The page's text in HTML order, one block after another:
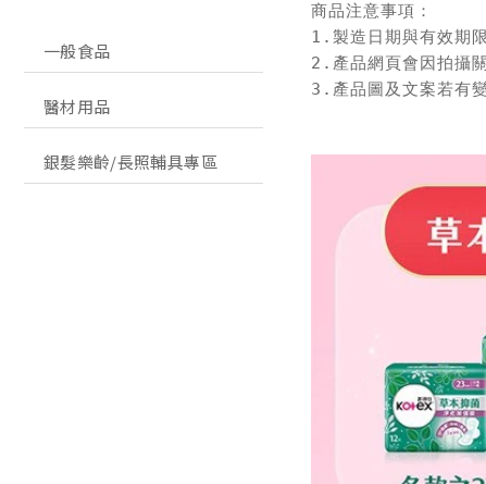
一般食品
醫材用品
銀髮樂齡/長照輔具專區
商品注意事項：
1.製造日期與有效期
2.產品網頁會因拍攝
3.產品圖及文案若有